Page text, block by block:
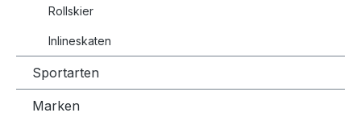
Rollskier
Inlineskaten
Sportarten
Marken